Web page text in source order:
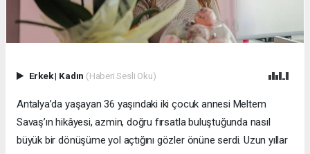
Erkek| Kadın (Haberi Sesli Oku)
Antalya’da yaşayan 36 yaşındaki iki çocuk annesi Meltem
Savaş’ın hikâyesi, azmin, doğru fırsatla buluştuğunda nasıl
büyük bir dönüşüme yol açtığını gözler önüne serdi. Uzun yıllar